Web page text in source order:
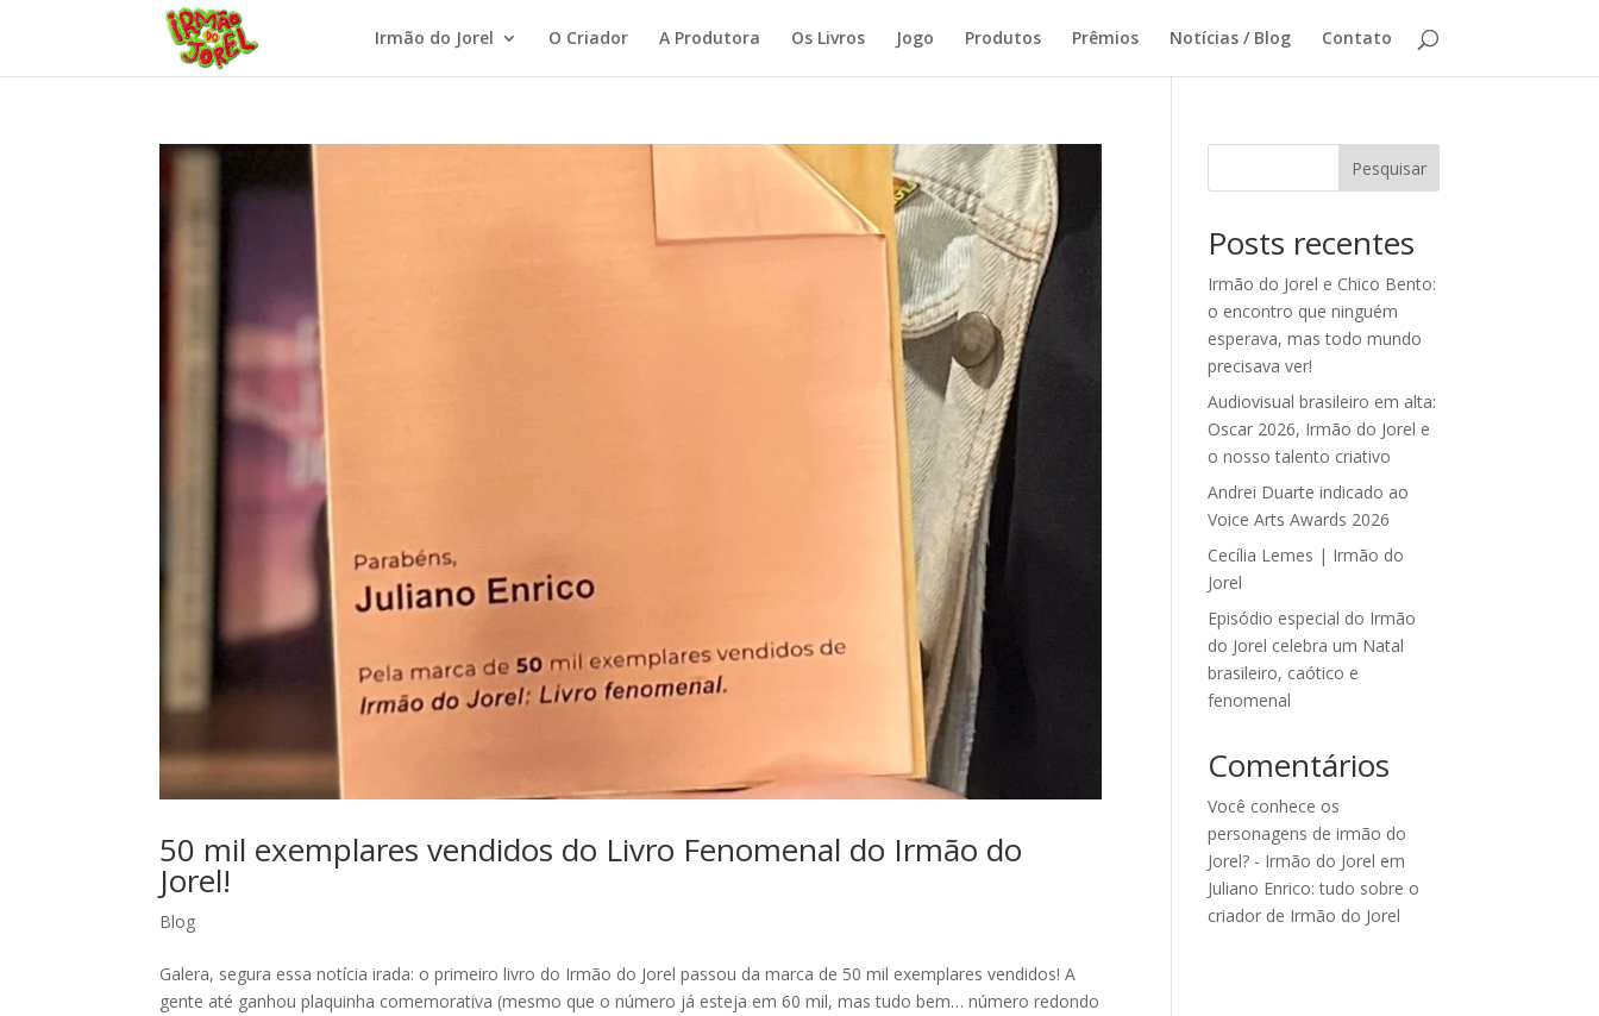
Irmão do Jorel O Criador A Produtora Os Livros Jogo Produtos Prêmios Notícias / Blog Contato
50 mil exemplares vendidos do Livro Fenomenal do Irmão do
Jorel!
Blog
Galera, segura essa notícia irada: o primeiro livro do Irmão do Jorel passou da marca de 50 mil exemplares vendidos! A
gente até ganhou plaquinha comemorativa (mesmo que o número já esteja em 60 mil, mas tudo bem… número redondo
Pesquisar
Posts recentes
Irmão do Jorel e Chico Bento:
o encontro que ninguém
esperava, mas todo mundo
precisava ver!
Audiovisual brasileiro em alta:
Oscar 2026, Irmão do Jorel e
o nosso talento criativo
Andrei Duarte indicado ao
Voice Arts Awards 2026
Cecília Lemes | Irmão do
Jorel
Episódio especial do Irmão
do Jorel celebra um Natal
brasileiro, caótico e
fenomenal
Comentários
Você conhece os
personagens de irmão do
Jorel? - Irmão do Jorel em
Juliano Enrico: tudo sobre o
criador de Irmão do Jorel